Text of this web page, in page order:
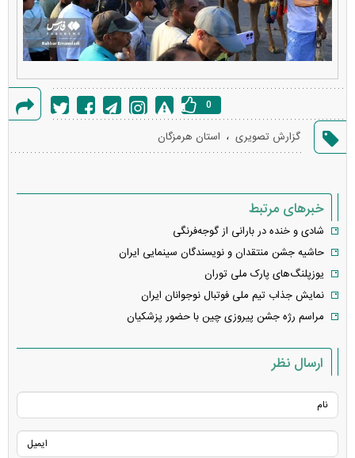
گزارش
خطا
0
گزارش تصویری ، استان هرمزگان
خبرهای مرتبط
شادی و خنده در بارانی از گوجه‌فرنگی
حاشیه جشن منتقدان و نویسندگان سینمایی ایران
یوزپلنگ‌های پارک ملی توران
نمایش جذاب تیم ملی فوتبال نوجوانان ایران
مراسم رژه جشن پیروزی چین با حضور پزشکیان
ارسال نظر